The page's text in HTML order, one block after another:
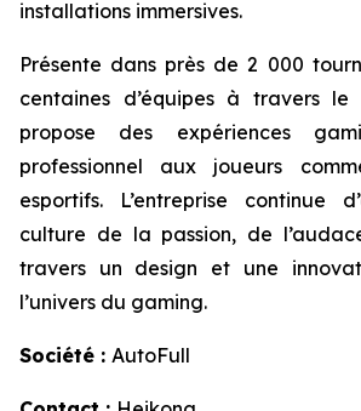
installations immersives.
Présente dans près de 2 000
centaines d’équipes à travers le
propose des expériences
professionnel aux joueurs
esportifs. L’entreprise continue
culture de la passion, de
travers un design et une
l’univers du gaming.
Société : AutoFull